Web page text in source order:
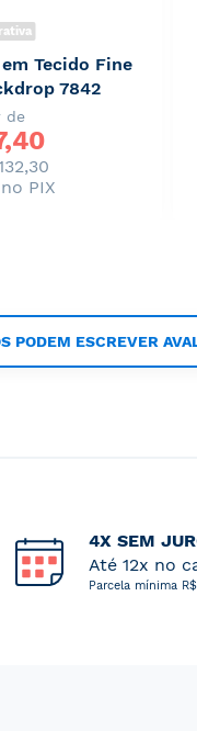
Tecido Fine
7842
de
PIX
PODEM ESCREVER
4X SEM
Até 12x no
Parcela mínima